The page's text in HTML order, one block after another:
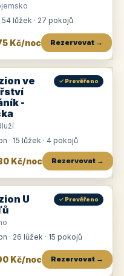
54 lůžek · 27 pokojů
Kč/noc Rezervovat →
ve
-
✓ Prověřeno
· 15 lůžek · 4 pokojů
Kč/noc Rezervovat →
U
✓ Prověřeno
· 26 lůžek · 15 pokojů
Kč/noc Rezervovat →